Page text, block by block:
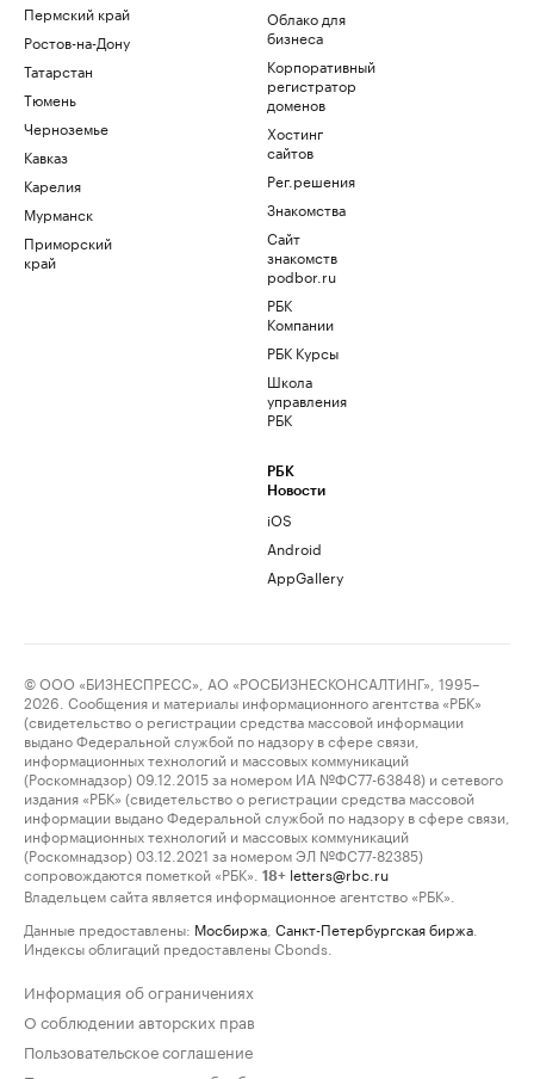
Пермский край
Ростов-на-Дону
Татарстан
Тюмень
Черноземье
Кавказ
Карелия
Мурманск
Приморский
край
Облако для
бизнеса
Корпоративный
регистратор
доменов
Хостинг
сайтов
Рег.решения
Знакомства
Сайт
знакомств
podbor.ru
РБК
Компании
РБК Курсы
Школа
управления
РБК
РБК
Новости
iOS
Android
AppGallery
© ООО «БИЗНЕСПРЕСС», АО «РОСБИЗНЕСКОНСАЛТИНГ», 1995–
2026. Сообщения и материалы информационного агентства «РБК»
(свидетельство о регистрации средства массовой информации
выдано Федеральной службой по надзору в сфере связи,
информационных технологий и массовых коммуникаций
(Роскомнадзор) 09.12.2015 за номером ИА №ФС77-63848) и сетевого
издания «РБК» (свидетельство о регистрации средства массовой
информации выдано Федеральной службой по надзору в сфере связи,
информационных технологий и массовых коммуникаций
(Роскомнадзор) 03.12.2021 за номером ЭЛ №ФС77-82385)
сопровождаются пометкой «РБК».
18+ letters@rbc.ru
Владельцем сайта является информационное агентство «РБК».
Данные предоставлены: Мосбиржа Санкт-Петербургская биржа
Индексы облигаций предоставлены Cbonds.
Информация об ограничениях
О соблюдении авторских прав
Пользовательское соглашение